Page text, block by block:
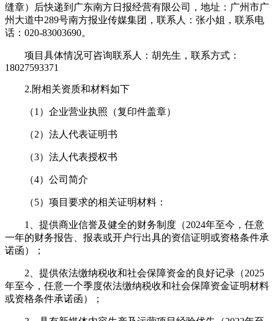
缝章）后快递到广东南方日报经营有限公司，地址：广州市广
州大道中289号南方报业传媒集团，联系人：张小姐，联系电
话：020-83003690。
项目具体情况可咨询联系人：胡先生，联系方式：
18027593371
2.附相关资质和材料如下
（1）企业营业执照（复印件盖章）
（2）法人代表证明书
（3）法人代表授权书
（4）公司简介
（5）项目要求的相关证明材料：
1、提供商业信誉及健全的财务制度（2024年至今，任意
一年的财务报告、报表或开户行出具的资信证明或资格条件承
诺函）；
2、提供依法缴纳税收和社会保障资金的良好记录（2025
年至今，任意一个季度依法缴纳税收和社会保障资金证明材料
或资格条件承诺函）；